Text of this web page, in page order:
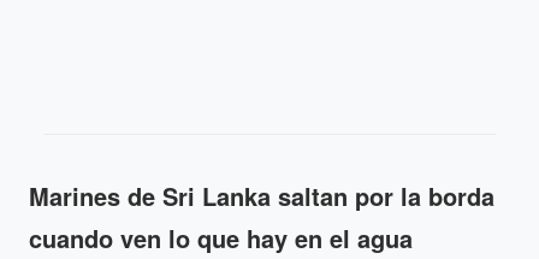
Marines de Sri Lanka saltan por la borda
cuando ven lo que hay en el agua